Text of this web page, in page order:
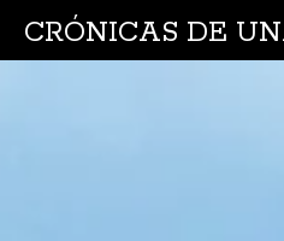
CRÓNICAS DE